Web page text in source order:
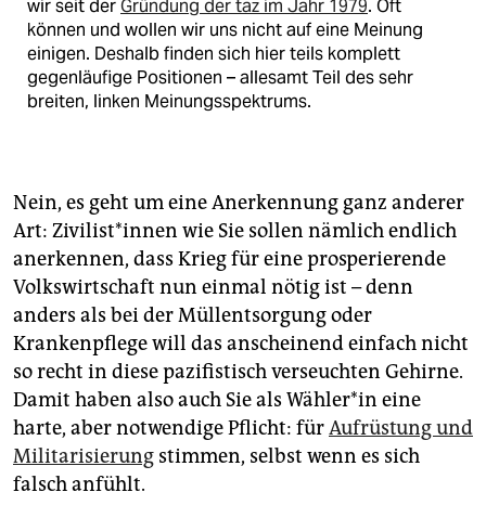
wir seit derGründung der taz im Jahr 1979. Oft
können und wollen wir uns nicht auf eine Meinung
einigen. Deshalb finden sich hier teils komplett
gegenläufige Positionen – allesamt Teil des sehr
breiten, linken Meinungsspektrums.
Nein, es geht um eine Anerkennung ganz anderer
Art: Zi­vi­lis­t*in­nen wie Sie sollen nämlich endlich
anerkennen, dass Krieg für eine prosperierende
Volkswirtschaft nun einmal nötig ist – denn
anders als bei der Müllentsorgung oder
Krankenpflege will das anscheinend einfach nicht
so recht in diese pazifistisch verseuchten Gehirne.
Damit haben also auch Sie als Wäh­le­r*in eine
harte, aber notwendige Pflicht: fürAuf­rüstung und
Militarisierung stimmen, selbst wenn es sich
falsch anfühlt.